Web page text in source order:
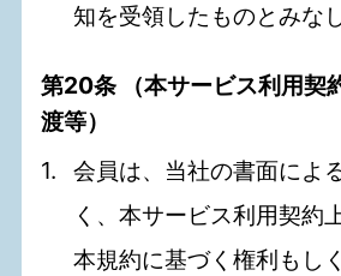
知を受領したものとみな
第20条 （本サービス利用契
渡等）
会員は、当社の書面によ
く、本サービス利用契約
本規約に基づく権利もし